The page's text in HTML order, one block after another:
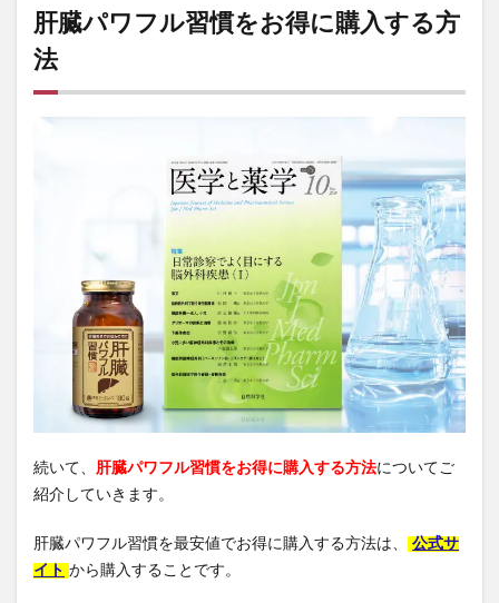
肝臓パワフル習慣をお得に購入する方
法
続いて、 肝臓パワフル習慣をお得に購入する方法についてご
紹介していきます。
肝臓パワフル習慣を最安値でお得に購入する方法は、
公式サ
イト から購入することです。